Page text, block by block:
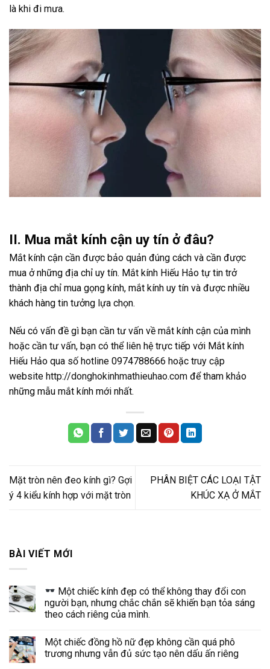
là khi đi mưa.
II. Mua mắt kính cận uy tín ở đâu?
Mắt kính cận cần được bảo quản đúng cách và cần được
mua ở những địa chỉ uy tín. Mắt kính Hiếu Hảo tự tin trở
thành địa chỉ mua gọng kính, mắt kính uy tín và được nhiều
khách hàng tin tưởng lựa chọn.
Nếu có vấn đề gì bạn cần tư vấn về mắt kính cận của mình
hoặc cần tư vấn, bạn có thể liên hệ trực tiếp với Mắt kính
Hiếu Hảo qua số hotline 0974788666 hoặc truy cập
website http://donghokinhmathieuhao.com để tham khảo
những mẫu mắt kính mới nhất.
Mặt tròn nên đeo kính gì? Gợi
ý 4 kiểu kính hợp với mặt tròn
PHÂN BIỆT CÁC LOẠI TẬT
KHÚC XẠ Ở MẮT
BÀI VIẾT MỚI
Một chiếc kính đẹp có thể không thay đổi con
người bạn, nhưng chắc chắn sẽ khiến bạn tỏa sáng
theo cách riêng của mình.
Một chiếc đồng hồ nữ đẹp không cần quá phô
trương nhưng vẫn đủ sức tạo nên dấu ấn riêng